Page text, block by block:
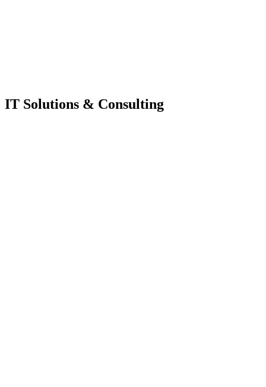
IT Solutions & Consulting